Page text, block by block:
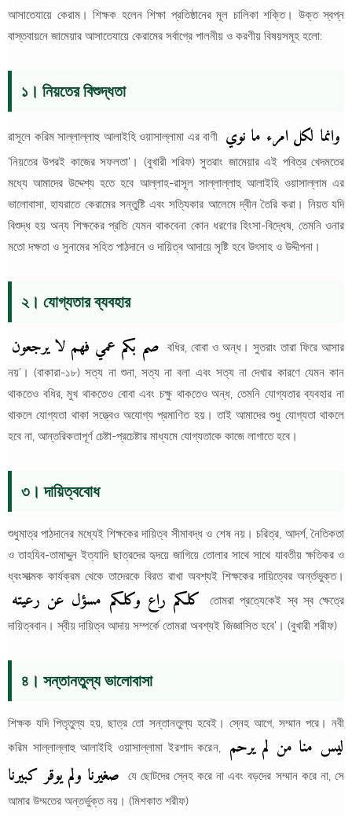
আসাতেযায়ে কেরাম। শিক্ষক হলেন শিক্ষা প্রতিষ্ঠানের মূল চালিকা শক্তি। উক্ত স্বপ্ন
বাস্তবায়নে জামেয়ার আসাতেযায়ে কেরামের সর্বাগ্রে পালনীয় ও করণীয় বিষয়সমূহ হলো:
১। নিয়তের বিশুদ্ধতা
রাসূলে করিম সাল্লাল্লাহু আলাইহি ওয়াসাল্লামা এর বাণী وانما لكل امرء ما نوي
'নিয়তের উপরই কাজের সফলতা'। (বুখারী শরিফ) সুতরাং জামেয়ার এই পবিত্র খেদমতের
মধ্যে আমাদের উদ্দেশ্য হতে হবে আল্লাহ-রাসূল সাল্লাল্লাহু আলাইহি ওয়াসাল্লাম এর
ভালোবাসা, হাযরাতে কেরামের সন্তুষ্টি এবং সত্যিকার আলেমে দ্বীন তৈরি করা। নিয়ত যদি
বিশুদ্ধ হয় অন্য শিক্ষকের প্রতি যেমন থাকবেনা কোন ধরণের হিংসা-বিদ্ধেষ, তেমনি ওনার
মতো দক্ষতা ও সুনামের সহিত পাঠদানে ও দায়িত্ব আদায়ে সৃষ্টি হবে উৎসাহ ও উদ্দীপনা।
২। যোগ্যতার ব্যবহার
صم بكم عمي فهم لا يرجعون
বধির, বোবা ও অন্ধ। সুতরাং তারা ফিরে আসার
নয়'। (বাকারা-১৮) সত্য না শুনা, সত্য না বলা এবং সত্য না দেখার কারণে যেমন কান
থাকতেও বধির, মুখ থাকতেও বোবা এবং চক্ষু থাকতেও অন্ধ, তেমনি যোগ্যতার ব্যবহার না
থাকলে যোগ্যতা থাকা সত্ত্বেও অযোগ্য প্রমাণিত হয়। তাই আমাদের শুধু যোগ্যতা থাকলে
হবে না, আন্তরিকতাপূর্ণ চেষ্টা-প্রচেষ্টার মাধ্যমে যোগ্যতাকে কাজে লাগাতে হবে।
৩। দায়িত্ববোধ
শুধুমাত্র পাঠদানের মধ্যেই শিক্ষকের দায়িত্ব সীমাবদ্ধ ও শেষ নয়। চরিত্র, আদর্শ, নৈতিকতা
ও তাহযিব-তামাদ্দুন ইত্যাদি ছাত্রদের হৃদয়ে জাগিয়ে তোলার সাথে সাথে যাবতীয় ক্ষতিকর ও
ধ্বংসাত্মক কার্যক্রম থেকে তাদেরকে বিরত রাখা অবশ্যই শিক্ষকের দায়িত্বের অর্ন্তভুক্ত।
كلكم راع وكلكم مسؤل عن رعيته
তোমরা প্রত্যেকেই স্ব স্ব ক্ষেত্রে
দায়িত্ববান। স্বীয় দায়িত্ব আদায় সম্পর্কে তোমরা অবশ্যই জিজ্ঞাসিত হবে'। (বুখারী শরীফ)
৪। সন্তানতুল্য ভালোবাসা
শিক্ষক যদি পিতৃতুল্য হয়, ছাত্র তো সন্তানতুল্য হবেই। স্নেহ আগে, সম্মান পরে। নবী
করিম সাল্লাল্লাহু আলাইহি ওয়াসাল্লামা ইরশাদ করেন,
ليس منا من لم يرحم
صغيرنا ولم يوقر كبيرنا
যে ছোটদের স্নেহ করে না এবং বড়দের সম্মান করে না, সে
আমার উম্মতের অন্তর্ভুক্ত নয়। (মিশকাত শরীফ)